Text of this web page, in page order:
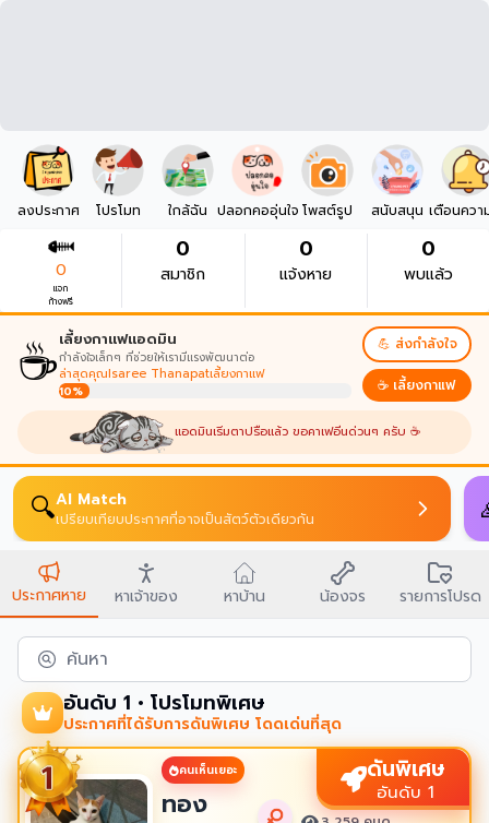
ลงประกาศ โปรโมท ใกล้ฉัน ปลอกคออุ่นใจ โพสต์รูป สนับสนุน เตือนควา
0
แจก
ก้างฟรี
0
สมาชิก
0
แจ้งหาย
0
พบแล้ว
☕เลี้ยงกาแฟแอดมิน
กำลังใจเล็กๆ ที่ช่วยให้เรามีแรงพัฒนาต่อ
ล่าสุดคุณIsaree Thanapatเลี้ยงกาแฟ
10%
💪 ส่งกำลังใจ
☕ เลี้ยงกาแฟ
แอดมินเริ่มตาปรือแล้ว ขอคาเฟอีนด่วนๆ ครับ ☕
🔍AI Match
เปรียบเทียบประกาศที่อาจเป็นสัตว์ตัวเดียวกัน
ประกาศหาย หาเจ้าของ หาบ้าน น้องจร รายการโปรด
ค้นหา
อันดับ 1 • โปรโมทพิเศษ
ประกาศที่ได้รับการดันพิเศษ โดดเด่นที่สุด
คนเห็นเยอะ
ทอง
ดันพิเศษ
อันดับ 1